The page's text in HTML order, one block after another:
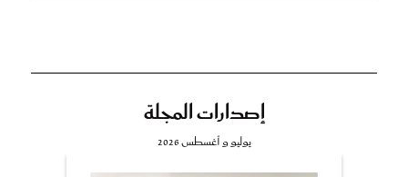
إصدارات المجلة
يوليو و أغسطس 2026